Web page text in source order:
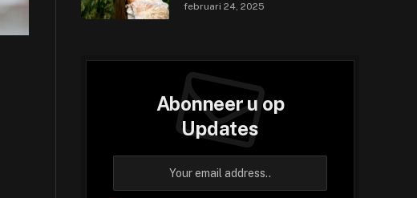
februari 24, 2025
Abonneer u op
Updates